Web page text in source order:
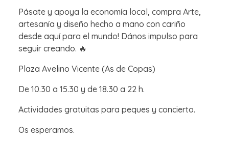
Pásate y apoya la economía local, compra Arte,
artesanía y diseño hecho a mano con cariño
desde aquí para el mundo! Dános impulso para
seguir creando. 🔥
Plaza Avelino Vicente (As de Copas)
De 10.30 a 15.30 y de 18.30 a 22 h.
Actividades gratuitas para peques y concierto.
Os esperamos.